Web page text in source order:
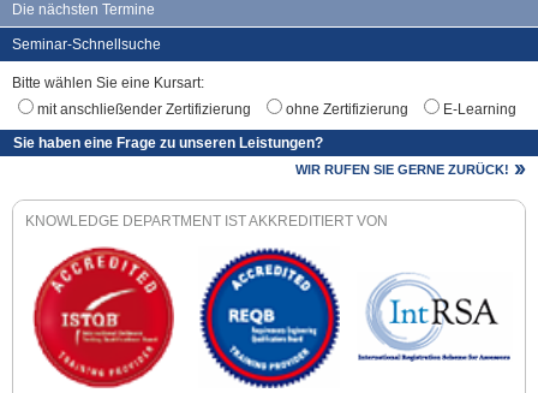
Die nächsten Termine
Seminar-Schnellsuche
Bitte wählen Sie eine Kursart:
mit anschließender Zertifizierung
ohne Zertifizierung
E-Learning
Sie haben eine Frage zu unseren Leistungen?
WIR RUFEN SIE GERNE ZURÜCK!
KNOWLEDGE DEPARTMENT IST AKKREDITIERT VON